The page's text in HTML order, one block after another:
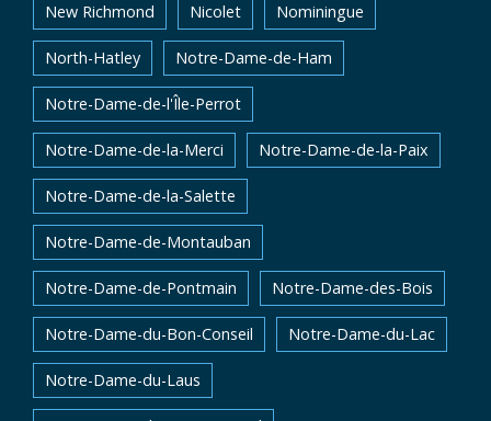
New Richmond Nicolet Nominingue
North-Hatley Notre-Dame-de-Ham
Notre-Dame-de-l'Île-Perrot
Notre-Dame-de-la-Merci Notre-Dame-de-la-Paix
Notre-Dame-de-la-Salette
Notre-Dame-de-Montauban
Notre-Dame-de-Pontmain Notre-Dame-des-Bois
Notre-Dame-du-Bon-Conseil Notre-Dame-du-Lac
Notre-Dame-du-Laus